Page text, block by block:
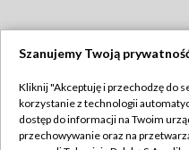
Abonament TVP
Szanujemy Twoją
Kliknij "Akceptuję i przechodzę do
korzystanie z technologii
dostęp do informacji na Twoim
przechowywanie oraz na